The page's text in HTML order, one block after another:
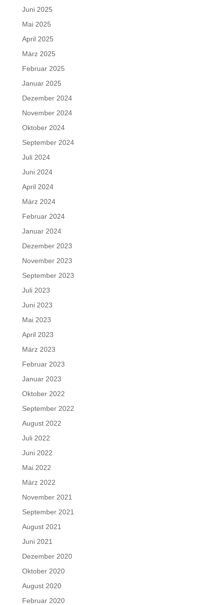
Juni 2025
Mai 2025
April 2025
März 2025
Februar 2025
Januar 2025
Dezember 2024
November 2024
Oktober 2024
September 2024
Juli 2024
Juni 2024
April 2024
März 2024
Februar 2024
Januar 2024
Dezember 2023
November 2023
September 2023
Juli 2023
Juni 2023
Mai 2023
April 2023
März 2023
Februar 2023
Januar 2023
Oktober 2022
September 2022
August 2022
Juli 2022
Juni 2022
Mai 2022
März 2022
November 2021
September 2021
August 2021
Juni 2021
Dezember 2020
Oktober 2020
August 2020
Februar 2020